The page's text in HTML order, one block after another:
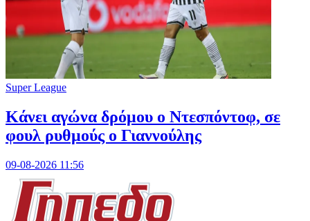
Super League
Kάνει αγώνα δρόμου ο Ντεσπόντοφ, σε
φουλ ρυθμούς ο Γιαννούλης
09-08-2026 11:56